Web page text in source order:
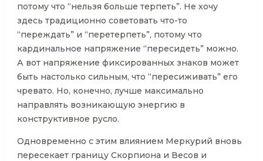
потому что “нельзя больше терпеть”. Не хочу
здесь традиционно советовать что-то
“переждать” и “перетерпеть”, потому что
кардинальное напряжение “пересидеть” можно.
А вот напряжение фиксированных знаков может
быть настолько сильным, что “пересиживать” его
чревато. Но, конечно, лучше максимально
направлять возникающую энергию в
конструктивное русло.
Одновременно с этим влиянием Меркурий вновь
пересекает границу Скорпиона и Весов и